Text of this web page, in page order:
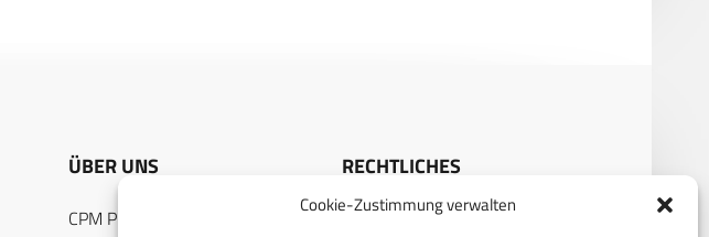
Cookie-Zustimmung verwalten
ÜBER UNS
CPM PUBLICATIONS
RECHTLICHES
Datenschutzerklärung